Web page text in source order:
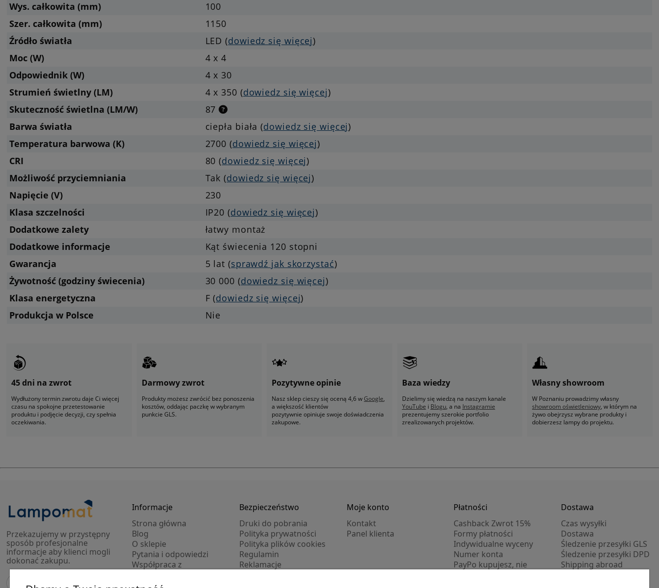
Wys. całkowita (mm)
100
Szer. całkowita (mm)
1150
Źródło światła
LED (dowiedz się więcej)
Moc (W)
4 x 4
Odpowiednik (W)
4 x 30
Strumień świetlny (LM)
4 x 350 (dowiedz się więcej)
Skuteczność świetlna (LM/W)
87
Barwa światła
ciepła biała (dowiedz się więcej)
Temperatura barwowa (K)
2700 (dowiedz się więcej)
CRI
80 (dowiedz się więcej)
Możliwość przyciemniania
Tak (dowiedz się więcej)
Napięcie (V)
230
Klasa szczelności
IP20 (dowiedz się więcej)
Dodatkowe zalety
łatwy montaż
Dodatkowe informacje
Kąt świecenia 120 stopni
Gwarancja
5 lat (sprawdź jak skorzystać)
Żywotność (godziny świecenia)
30 000 (dowiedz się więcej)
Klasa energetyczna
F (dowiedz się więcej)
Produkcja w Polsce
Nie
45 dni na zwrot
Wydłużony termin zwrotu daje Ci więcej
czasu na spokojne przetestowanie
produktu i podjęcie decyzji, czy spełnia
oczekiwania.
Darmowy zwrot
Produkty możesz zwrócić bez ponoszenia
kosztów, oddając paczkę w wybranym
punkcie GLS.
Pozytywne opinie
Nasz sklep cieszy się oceną 4,6 wGoogle,
a większość klientów
pozytywnie opiniuje swoje doświadczenia
zakupowe.
Baza wiedzy
Dzielimy się wiedzą na naszym kanale
YouTube i Blogu, a na Instagramie
prezentujemy szerokie portfolio
zrealizowanych projektów.
Własny showroom
W Poznaniu prowadzimy własny
showroom oświetleniowy, w którym na
żywo obejrzysz wybrane produkty i
dobierzesz lampy do projektu.
Przekazujemy w przystępny
sposób profesjonalne
informacje aby klienci mogli
dokonać zakupu.
Informacje
Strona główna
Blog
O sklepie
Pytania i odpowiedzi
Współpraca z
Modele 3D lamp
Bezpieczeństwo
Druki do pobrania
Polityka prywatności
Polityka plików cookies
Regulamin
Reklamacje
Moje konto
Kontakt
Panel klienta
Płatności
Cashback Zwrot 15%
Formy płatności
Indywidualne wyceny
Numer konta
PayPo kupujesz, nie
Dostawa
Czas wysyłki
Dostawa
Śledzenie przesyłki GLS
Śledzenie przesyłki DPD
Shipping abroad